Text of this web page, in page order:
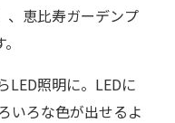
、恵比寿ガーデンプ
LED照明に。LEDに
いろな色が出せるよ